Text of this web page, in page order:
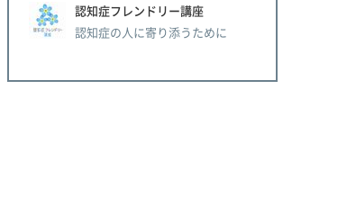
認知症フレンドリー講座
認知症の人に寄り添うために